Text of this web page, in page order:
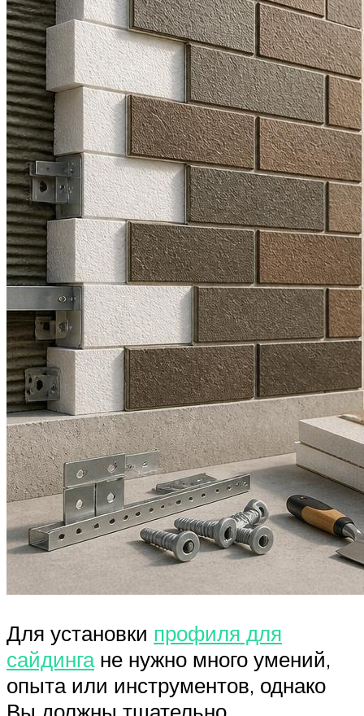
Для установки профиля для
сайдингане нужно много умений,
опыта или инструментов, однако